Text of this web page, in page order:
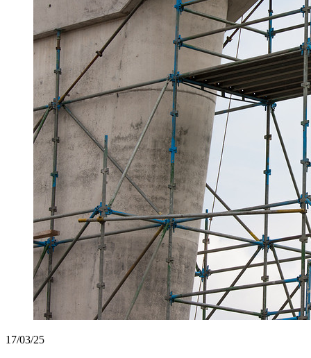
17/03/25